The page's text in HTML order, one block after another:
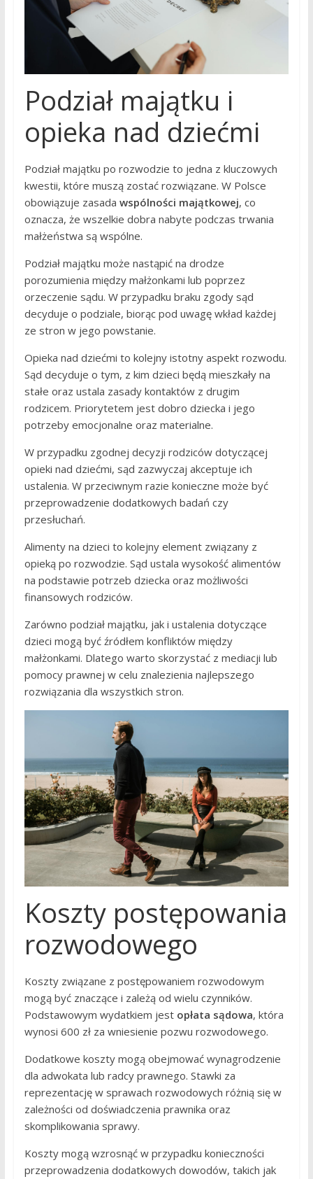
Podział majątku i
opieka nad dziećmi
Podział majątku po rozwodzie to jedna z kluczowych
kwestii, które muszą zostać rozwiązane. W Polsce
obowiązuje zasada wspólności majątkowej, co
oznacza, że wszelkie dobra nabyte podczas trwania
małżeństwa są wspólne.
Podział majątku może nastąpić na drodze
porozumienia między małżonkami lub poprzez
orzeczenie sądu. W przypadku braku zgody sąd
decyduje o podziale, biorąc pod uwagę wkład każdej
ze stron w jego powstanie.
Opieka nad dziećmi to kolejny istotny aspekt rozwodu.
Sąd decyduje o tym, z kim dzieci będą mieszkały na
stałe oraz ustala zasady kontaktów z drugim
rodzicem. Priorytetem jest dobro dziecka i jego
potrzeby emocjonalne oraz materialne.
W przypadku zgodnej decyzji rodziców dotyczącej
opieki nad dziećmi, sąd zazwyczaj akceptuje ich
ustalenia. W przeciwnym razie konieczne może być
przeprowadzenie dodatkowych badań czy
przesłuchań.
Alimenty na dzieci to kolejny element związany z
opieką po rozwodzie. Sąd ustala wysokość alimentów
na podstawie potrzeb dziecka oraz możliwości
finansowych rodziców.
Zarówno podział majątku, jak i ustalenia dotyczące
dzieci mogą być źródłem konfliktów między
małżonkami. Dlatego warto skorzystać z mediacji lub
pomocy prawnej w celu znalezienia najlepszego
rozwiązania dla wszystkich stron.
Koszty postępowania
rozwodowego
Koszty związane z postępowaniem rozwodowym
mogą być znaczące i zależą od wielu czynników.
Podstawowym wydatkiem jest opłata sądowa, która
wynosi 600 zł za wniesienie pozwu rozwodowego.
Dodatkowe koszty mogą obejmować wynagrodzenie
dla adwokata lub radcy prawnego. Stawki za
reprezentację w sprawach rozwodowych różnią się w
zależności od doświadczenia prawnika oraz
skomplikowania sprawy.
Koszty mogą wzrosnąć w przypadku konieczności
przeprowadzenia dodatkowych dowodów, takich jak